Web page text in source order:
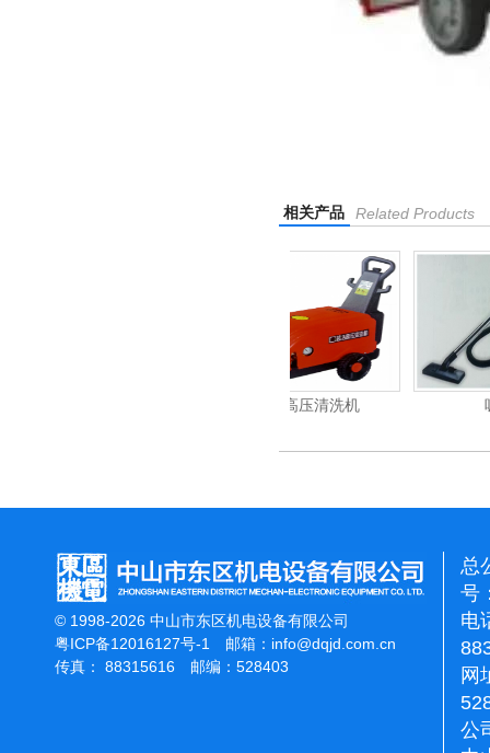
相关产品 Related Products
© 1998-2026 中山市东区机电设备有限公司
粤ICP备12016127号-1 邮箱： info@dqjd.com.cn
传真： 88315616 邮编：528403
总
号
电
网
公